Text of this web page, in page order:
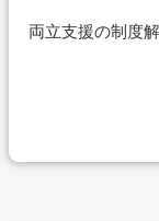
両立支援の制度